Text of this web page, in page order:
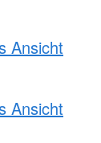
Ansicht
Ansicht